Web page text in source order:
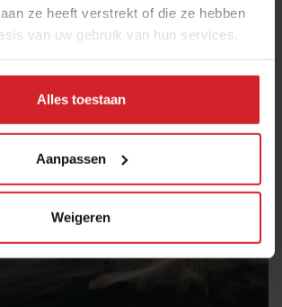
ze heeft verstrekt of die ze hebben
van uw gebruik van hun services.
Alles toestaan
Aanpassen
Weigeren
24 april 2014 | 2 min